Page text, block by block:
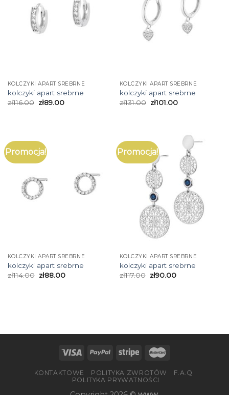
KOLCZYKI APART SREBRNE
kolczyki apart srebrne
zł116.00 zł89.00
KOLCZYKI APART SREBRNE
kolczyki apart srebrne
zł131.00 zł101.00
Promocja!
KOLCZYKI APART SREBRNE
kolczyki apart srebrne
zł114.00 zł88.00
Promocja!
KOLCZYKI APART SREBRNE
kolczyki apart srebrne
zł117.00 zł90.00
KONTAKTOWE POLITYKA ZWROTÓW
F.A.Q
POLITYKA PRYWATNOŚCI